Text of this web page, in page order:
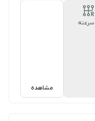
۸ سرعته
مشاهده